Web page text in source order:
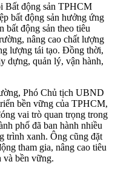
Bất động sản TPHCM
bất động sản hưởng ứng
bất động sản theo tiêu
nâng cao chất lượng
lượng tái tạo. Đồng thời,
dựng, quản lý, vận hành,
Phó Chủ tịch UBND
bền vững của TPHCM,
vai trò quan trọng trong
phố đã ban hành nhiều
trình xanh. Ông cũng đặt
tham gia, nâng cao tiêu
và bền vững.